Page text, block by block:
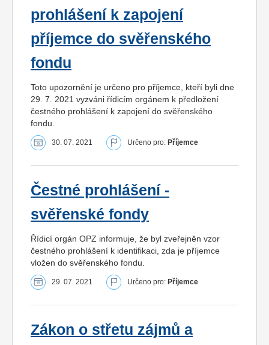
prohlášení k zapojení
příjemce do svěřenského
fondu
Toto upozornění je určeno pro příjemce, kteří byli dne
29. 7. 2021 vyzváni řídicím orgánem k předložení
čestného prohlášení k zapojení do svěřenského
fondu.
30. 07. 2021 Určeno pro: Příjemce
Čestné prohlášení -
svěřenské fondy
Řídicí orgán OPZ informuje, že byl zveřejněn vzor
čestného prohlášení k identifikaci, zda je příjemce
vložen do svěřenského fondu.
29. 07. 2021 Určeno pro: Příjemce
Zákon o střetu zájmů a